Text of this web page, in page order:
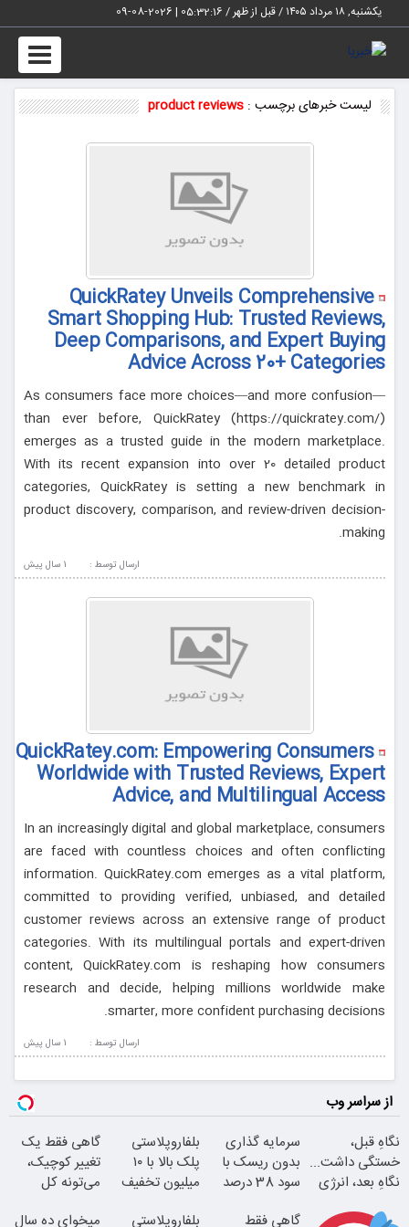
یکشنبه, ۱۸ مرداد ۱۴۰۵ / قبل از ظهر / 05:32:16
|
2026-08-09
Toggle
لیست خبرهای برچسب : product reviews
QuickRatey Unveils Comprehensive
Smart Shopping Hub: Trusted Reviews,
Deep Comparisons, and Expert Buying
Advice Across 20+ Categories
As consumers face more choices—and more confusion—
than ever before, QuickRatey (https://quickratey.com/)
emerges as a trusted guide in the modern marketplace.
With its recent expansion into over 20 detailed product
categories, QuickRatey is setting a new benchmark in
product discovery, comparison, and review-driven decision-
making.
1 سال پيش ارسال توسط :
QuickRatey.com: Empowering Consumers
Worldwide with Trusted Reviews, Expert
Advice, and Multilingual Access
In an increasingly digital and global marketplace, consumers
are faced with countless choices and often conflicting
information. QuickRatey.com emerges as a vital platform,
committed to providing verified, unbiased, and detailed
customer reviews across an extensive range of product
categories. With its multilingual portals and expert-driven
content, QuickRatey.com is reshaping how consumers
research and decide, helping millions worldwide make
smarter, more confident purchasing decisions.
1 سال پيش ارسال توسط :
از سراسر وب
نگاهِ قبل،
خستگی داشت...
نگاهِ بعد، انرژی
سرمایه گذاری
بدون ریسک با
سود 38 درصد
بلفاروپلاستی
پلک بالا با ۱۰
میلیون تخفیف
گاهی فقط یک
تغییر کوچیک،
می‌تونه کل
گاهی فقط
بلفاروپلاستی
میخوای ده سال